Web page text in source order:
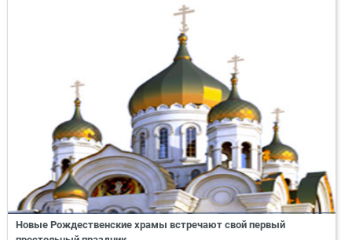
Новые Рождественские храмы встречают свой первый